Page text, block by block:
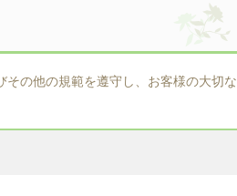
の他の規範を遵守し、お客様の大切な